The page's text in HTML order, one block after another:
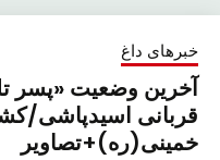
خبرهای داغ
آخرین وضعیت «پسر
قربانی اسیدپاشی/
خمینی(ره)+تصاویر